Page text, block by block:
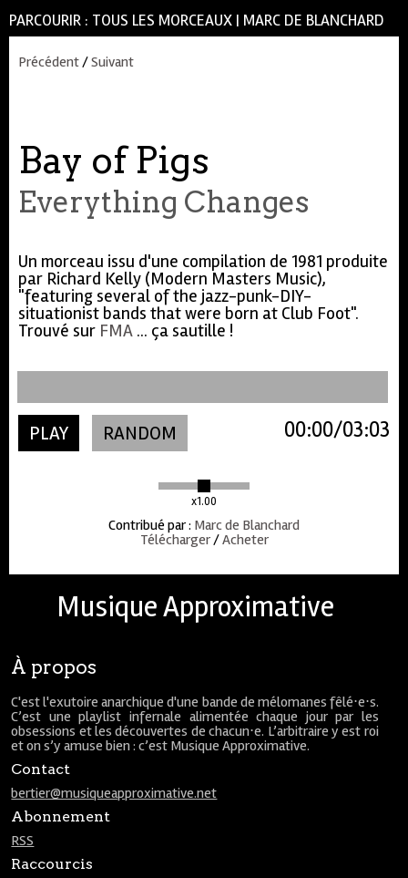
PARCOURIR : TOUS LES MORCEAUX | MARC DE BLANCHARD
Précédent/Suivant
Bay of Pigs
Everything Changes
Un morceau issu d'une compilation de 1981 produite
par Richard Kelly (Modern Masters Music),
"featuring several of the jazz-punk-DIY-
situationist bands that were born at Club Foot".
Trouvé sur FMA ... ça sautille !
PLAY RANDOM
x1.00
03:03
00:00
Contribué par: Marc de Blanchard
Télécharger/Acheter
Musique Approximative
À propos
C'est l'exutoire anarchique d'une bande de mélomanes fêlé⋅e⋅s.
C’est une playlist infernale alimentée chaque jour par les
obsessions et les découvertes de chacun⋅e. L’arbitraire y est roi
et on s’y amuse bien : c’est Musique Approximative.
Contact
bertier@musiqueapproximative.net
Abonnement
RSS
Raccourcis